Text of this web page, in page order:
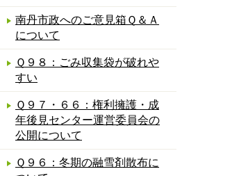
南丹市政へのご意見箱Ｑ＆Ａ
について
Ｑ９８：ごみ収集袋が破れや
すい
Ｑ９７・６６：権利擁護・成
年後見センター運営委員会の
公開について
Ｑ９６：冬期の融雪剤散布に